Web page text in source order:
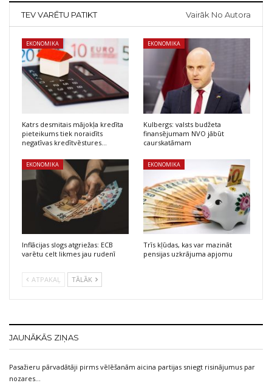
TEV VARĒTU PATIKT Vairāk No Autora
EKONOMIKA
Katrs desmitais mājokļa kredīta
pieteikums tiek noraidīts
negatīvas kredītvēstures…
EKONOMIKA
Kulbergs: valsts budžeta
finansējumam NVO jābūt
caurskatāmam
EKONOMIKA
Inflācijas slogs atgriežas: ECB
varētu celt likmes jau rudenī
EKONOMIKA
Trīs kļūdas, kas var mazināt
pensijas uzkrājuma apjomu
ATPAKAĻ TĀLĀK
JAUNĀKĀS ZIŅAS
Pasažieru pārvadātāji pirms vēlēšanām aicina partijas sniegt risinājumus par
nozares…